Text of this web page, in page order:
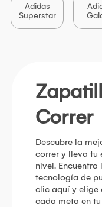
Adidas
Superstar
Correr
Descubre la
correr y lleva tu
nivel.
tecnología de
clic aquí y elige
cada meta en